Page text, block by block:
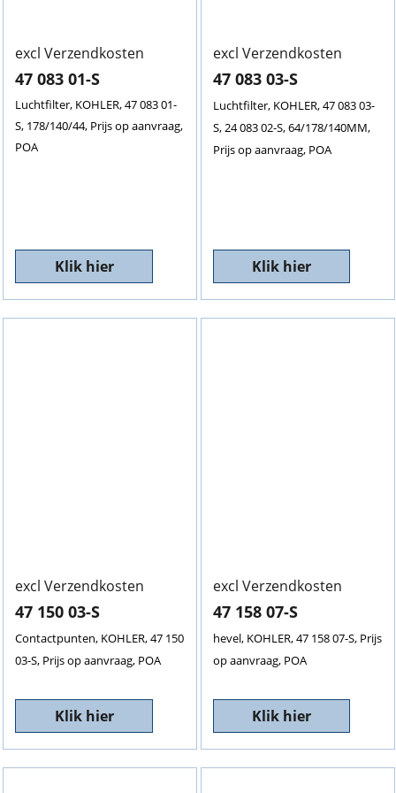
excl Verzendkosten
47 083 01-S
Luchtfilter, KOHLER, 47 083 01-
S, 178/140/44, Prijs op aanvraag,
POA
Klik hier
excl Verzendkosten
47 083 03-S
Luchtfilter, KOHLER, 47 083 03-
S, 24 083 02-S, 64/178/140MM,
Prijs op aanvraag, POA
Klik hier
excl Verzendkosten
47 150 03-S
Contactpunten, KOHLER, 47 150
03-S, Prijs op aanvraag, POA
Klik hier
excl Verzendkosten
47 158 07-S
hevel, KOHLER, 47 158 07-S, Prijs
op aanvraag, POA
Klik hier